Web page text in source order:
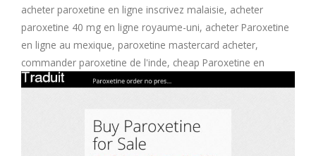
acheter paroxetine en ligne inscrivez malaisie, acheter
paroxetine 40 mg en ligne royaume-uni, acheter Paroxetine
en ligne au mexique, paroxetine mastercard acheter,
commander paroxetine de l'inde, cheap Paroxetine en